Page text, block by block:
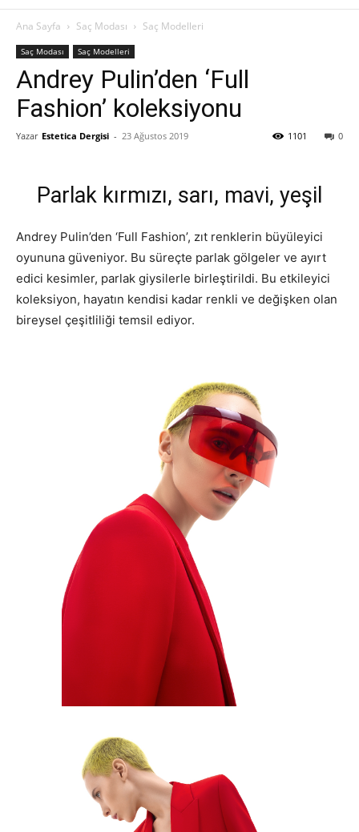
Ana Sayfa Saç Modası Saç Modelleri
Saç Modası Saç Modelleri
Andrey Pulin’den ‘Full
Fashion’ koleksiyonu
Yazar Estetica Dergisi - 23 Ağustos 2019 0
1101
Parlak kırmızı, sarı, mavi, yeşil
Andrey Pulin’den ‘Full Fashion’, zıt renklerin büyüleyici
oyununa güveniyor. Bu süreçte parlak gölgeler ve ayırt
edici kesimler, parlak giysilerle birleştirildi. Bu etkileyici
koleksiyon, hayatın kendisi kadar renkli ve değişken olan
bireysel çeşitliliği temsil ediyor.